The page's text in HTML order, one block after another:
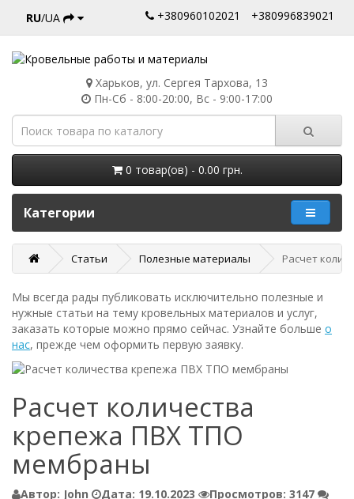
RU/UA +380960102021 +380996839021
Харьков, ул. Сергея Тархова, 13
Пн-Сб - 8:00-20:00, Вс - 9:00-17:00
0 товар(ов) - 0.00 грн.
Категории
Статьи Полезные материалы Расчет
Мы всегда рады публиковать исключительно полезные и
нужные статьи на тему кровельных материалов и услуг,
заказать которые можно прямо сейчас. Узнайте больше о
нас, прежде чем оформить первую заявку.
Расчет количества
крепежа ПВХ ТПО
мембраны
Автор: John Дата: 19.10.2023 Просмотров: 3147